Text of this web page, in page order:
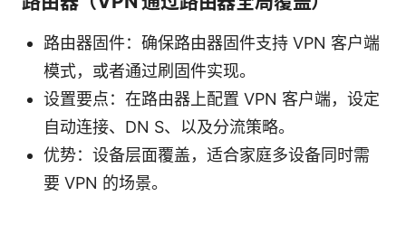
路由器固件：确保路由器固件支持 VPN 客户端
模式，或者通过刷固件实现。
设置要点：在路由器上配置 VPN 客户端，设定
自动连接、DN S、以及分流策略。
优势：设备层面覆盖，适合家庭多设备同时需
要 VPN 的场景。